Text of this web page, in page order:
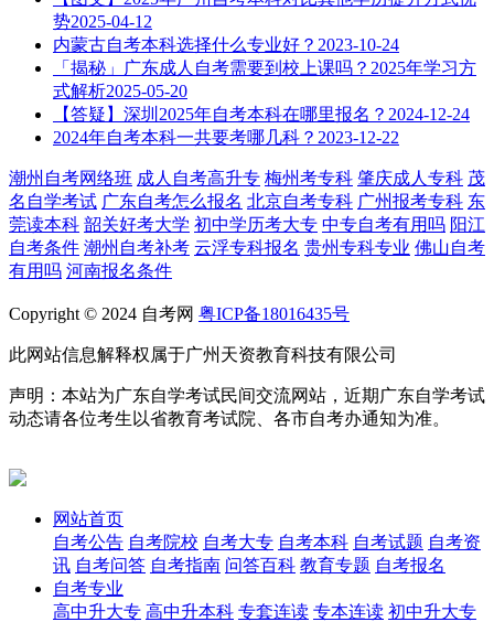
势2025-04-12
内蒙古自考本科选择什么专业好？ 2023-10-24
「揭秘」广东成人自考需要到校上课吗？2025年学习方
式解析2025-05-20
【答疑】深圳2025年自考本科在哪里报名？ 2024-12-24
2024年自考本科一共要考哪几科？ 2023-12-22
潮州自考网络班 成人自考高升专 梅州考专科 肇庆成人专科 茂
名自学考试 广东自考怎么报名 北京自考专科 广州报考专科 东
莞读本科 韶关好考大学 初中学历考大专 中专自考有用吗 阳江
自考条件 潮州自考补考 云浮专科报名 贵州专科专业 佛山自考
有用吗 河南报名条件
Copyright © 2024 自考网 粤ICP备18016435号
此网站信息解释权属于广州天资教育科技有限公司
声明：本站为广东自学考试民间交流网站，近期广东自学考试
动态请各位考生以省教育考试院、各市自考办通知为准。
网站首页
自考公告 自考院校 自考大专 自考本科 自考试题 自考资
讯 自考问答 自考指南 问答百科 教育专题 自考报名
自考专业
高中升大专 高中升本科 专套连读 专本连读 初中升大专